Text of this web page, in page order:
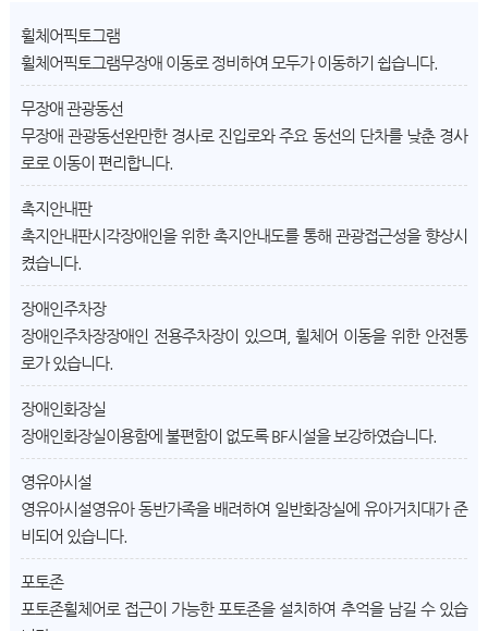
휠체어픽토그램
휠체어픽토그램무장애 이동로 정비하여 모두가 이동하기 쉽습니다.
무장애 관광동선
무장애 관광동선완만한 경사로 진입로와 주요 동선의 단차를 낮춘 경사
로로 이동이 편리합니다.
촉지안내판
촉지안내판시각장애인을 위한 촉지안내도를 통해 관광접근성을 향상시
켰습니다.
장애인주차장
장애인주차장장애인 전용주차장이 있으며, 휠체어 이동을 위한 안전통
로가 있습니다.
장애인화장실
장애인화장실이용함에 불편함이 없도록 BF시설을 보강하였습니다.
영유아시설
영유아시설영유아 동반가족을 배려하여 일반화장실에 유아거치대가 준
비되어 있습니다.
포토존
포토존휠체어로 접근이 가능한 포토존을 설치하여 추억을 남길 수 있습